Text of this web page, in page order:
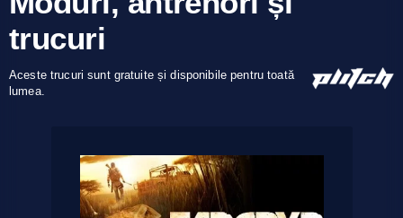
trucuri
Aceste trucuri sunt gratuite și disponibile pentru toată
lumea.